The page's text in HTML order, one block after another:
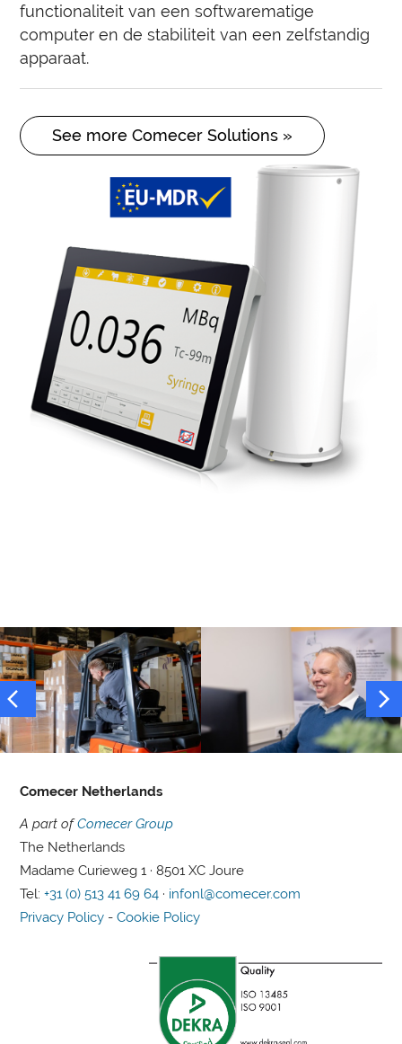
functionaliteit van een softwarematige
computer en de stabiliteit van een zelfstandig
apparaat.
See more Comecer Solutions »
Comecer Netherlands
A part ofComecer Group
The Netherlands
Madame Curieweg 1 · 8501 XC Joure
Tel:+31 (0) 513 41 69 64 · infonl@comecer.com
Privacy Policy -Cookie Policy